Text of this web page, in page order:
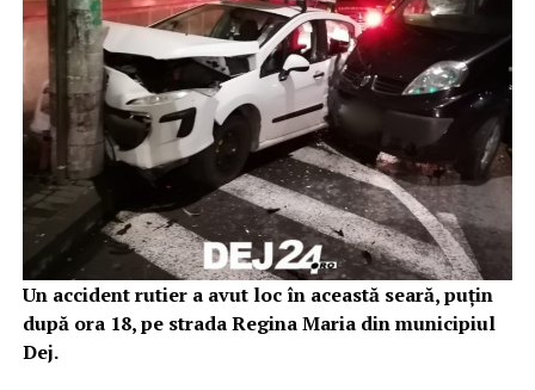
Un accident rutier a avut loc în această seară, puțin
după ora 18, pe strada Regina Maria din municipiul
Dej.